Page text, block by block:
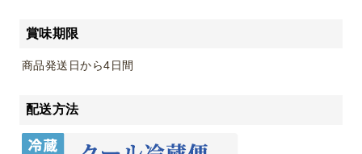
賞味期限
商品発送日から4日間
配送方法